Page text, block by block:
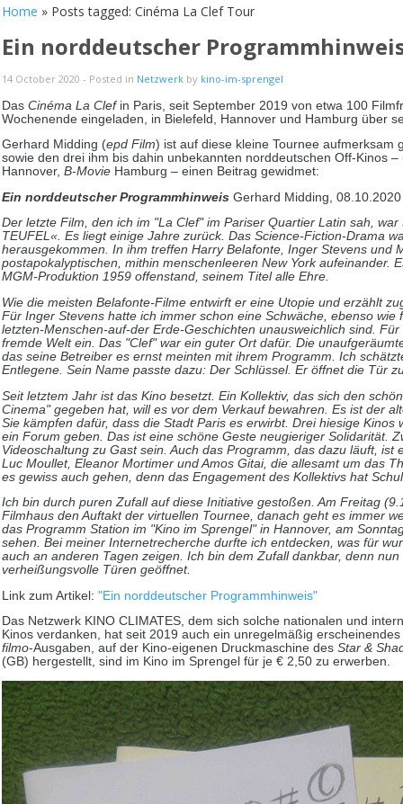
Home » Posts tagged: Cinéma La Clef Tour
Ein norddeutscher
14 October 2020 - Posted in Netzwerk by kino-im-sprengel
Das Cinéma La Clefin Paris, seit September 2019 von etwa 100
Wochenende eingeladen, in Bielefeld, Hannover und Hamburg über
Gerhard Midding (epd Film) ist auf diese kleine Tournee aufmerksam
sowie den drei ihm bis dahin unbekannten norddeutschen Off-Kinos –
Hannover, B-Movie Hamburg – einen Beitrag gewidmet:
Ein norddeutscher Programmhinweis Gerhard Midding, 08.10.2020
Der letzte Film, den ich im "La Clef" im Pariser Quartier Latin sah, war
TEUFEL«. Es liegt einige Jahre zurück. Das Science-Fiction-Drama
herausgekommen. In ihm treffen Harry Belafonte, Inger Stevens und
postapokalyptischen, mithin menschenleeren New York aufeinander.
MGM-Produktion 1959 offenstand, seinem Titel alle Ehre.
Wie die meisten Belafonte-Filme entwirft er eine Utopie und erzählt
Für Inger Stevens hatte ich immer schon eine Schwäche, ebenso wie
letzten-Menschen-auf-der Erde-Geschichten unausweichlich sind.
fremde Welt ein. Das "Clef" war ein guter Ort dafür. Die
das seine Betreiber es ernst meinten mit ihrem Programm. Ich
Entlegene. Sein Name passte dazu: Der Schlüssel. Er öffnet die Tür
Seit letztem Jahr ist das Kino besetzt. Ein Kollektiv, das sich den
Cinema" gegeben hat, will es vor dem Verkauf bewahren. Es ist der
Sie kämpfen dafür, dass die Stadt Paris es erwirbt. Drei hiesige Kinos
ein Forum geben. Das ist eine schöne Geste neugieriger Solidarität.
Videoschaltung zu Gast sein. Auch das Programm, das dazu läuft, ist
Luc Moullet, Eleanor Mortimer und Amos Gitai, die allesamt um das
es gewiss auch gehen, denn das Engagement des Kollektivs hat
Ich bin durch puren Zufall auf diese Initiative gestoßen. Am Freitag
Filmhaus den Auftakt der virtuellen Tournee, danach geht es immer
das Programm Station im "Kino im Sprengel" in Hannover, am
sehen. Bei meiner Internetrecherche durfte ich entdecken, was für
auch an anderen Tagen zeigen. Ich bin dem Zufall dankbar, denn
verheißungsvolle Türen geöffnet.
Link zum Artikel: "Ein norddeutscher Programmhinweis"
Das Netzwerk KINO CLIMATES, dem sich solche nationalen und
Kinos verdanken, hat seit 2019 auch ein unregelmäßig
filmo-Ausgaben, auf der Kino-eigenen Druckmaschine des Star &
(GB) hergestellt, sind im Kino im Sprengel für je € 2,50 zu erwerben.